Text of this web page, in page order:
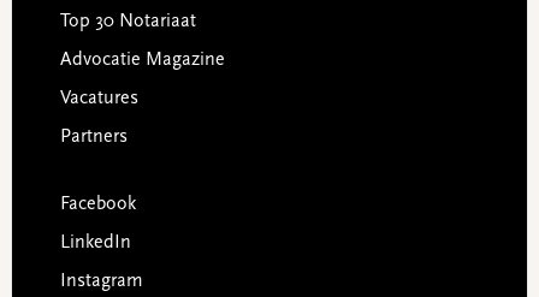
Top 30 Notariaat
Advocatie Magazine
Vacatures
Partners
Facebook
LinkedIn
Instagram